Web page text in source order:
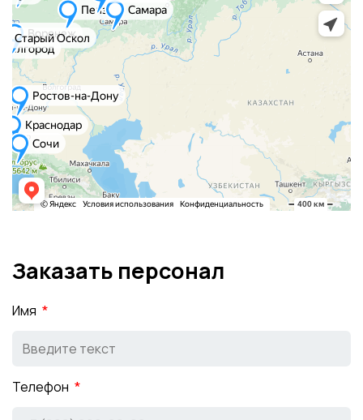
Заказать персонал
Имя
Телефон